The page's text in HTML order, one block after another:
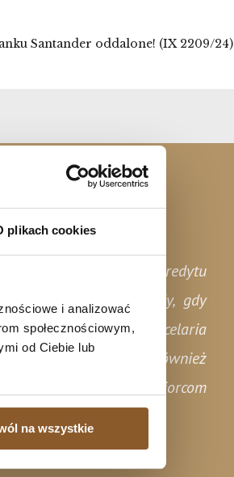
plikach cookies
i analizować
społecznościowym,
od Ciebie lub
na wszystkie
Santander oddalone! (IX 2209/24)
jeśli spłata kredytu
a także wtedy, gdy
hipoteką. Kancelaria
ale zajmujemy się również
udzielonych kredytobiorcom